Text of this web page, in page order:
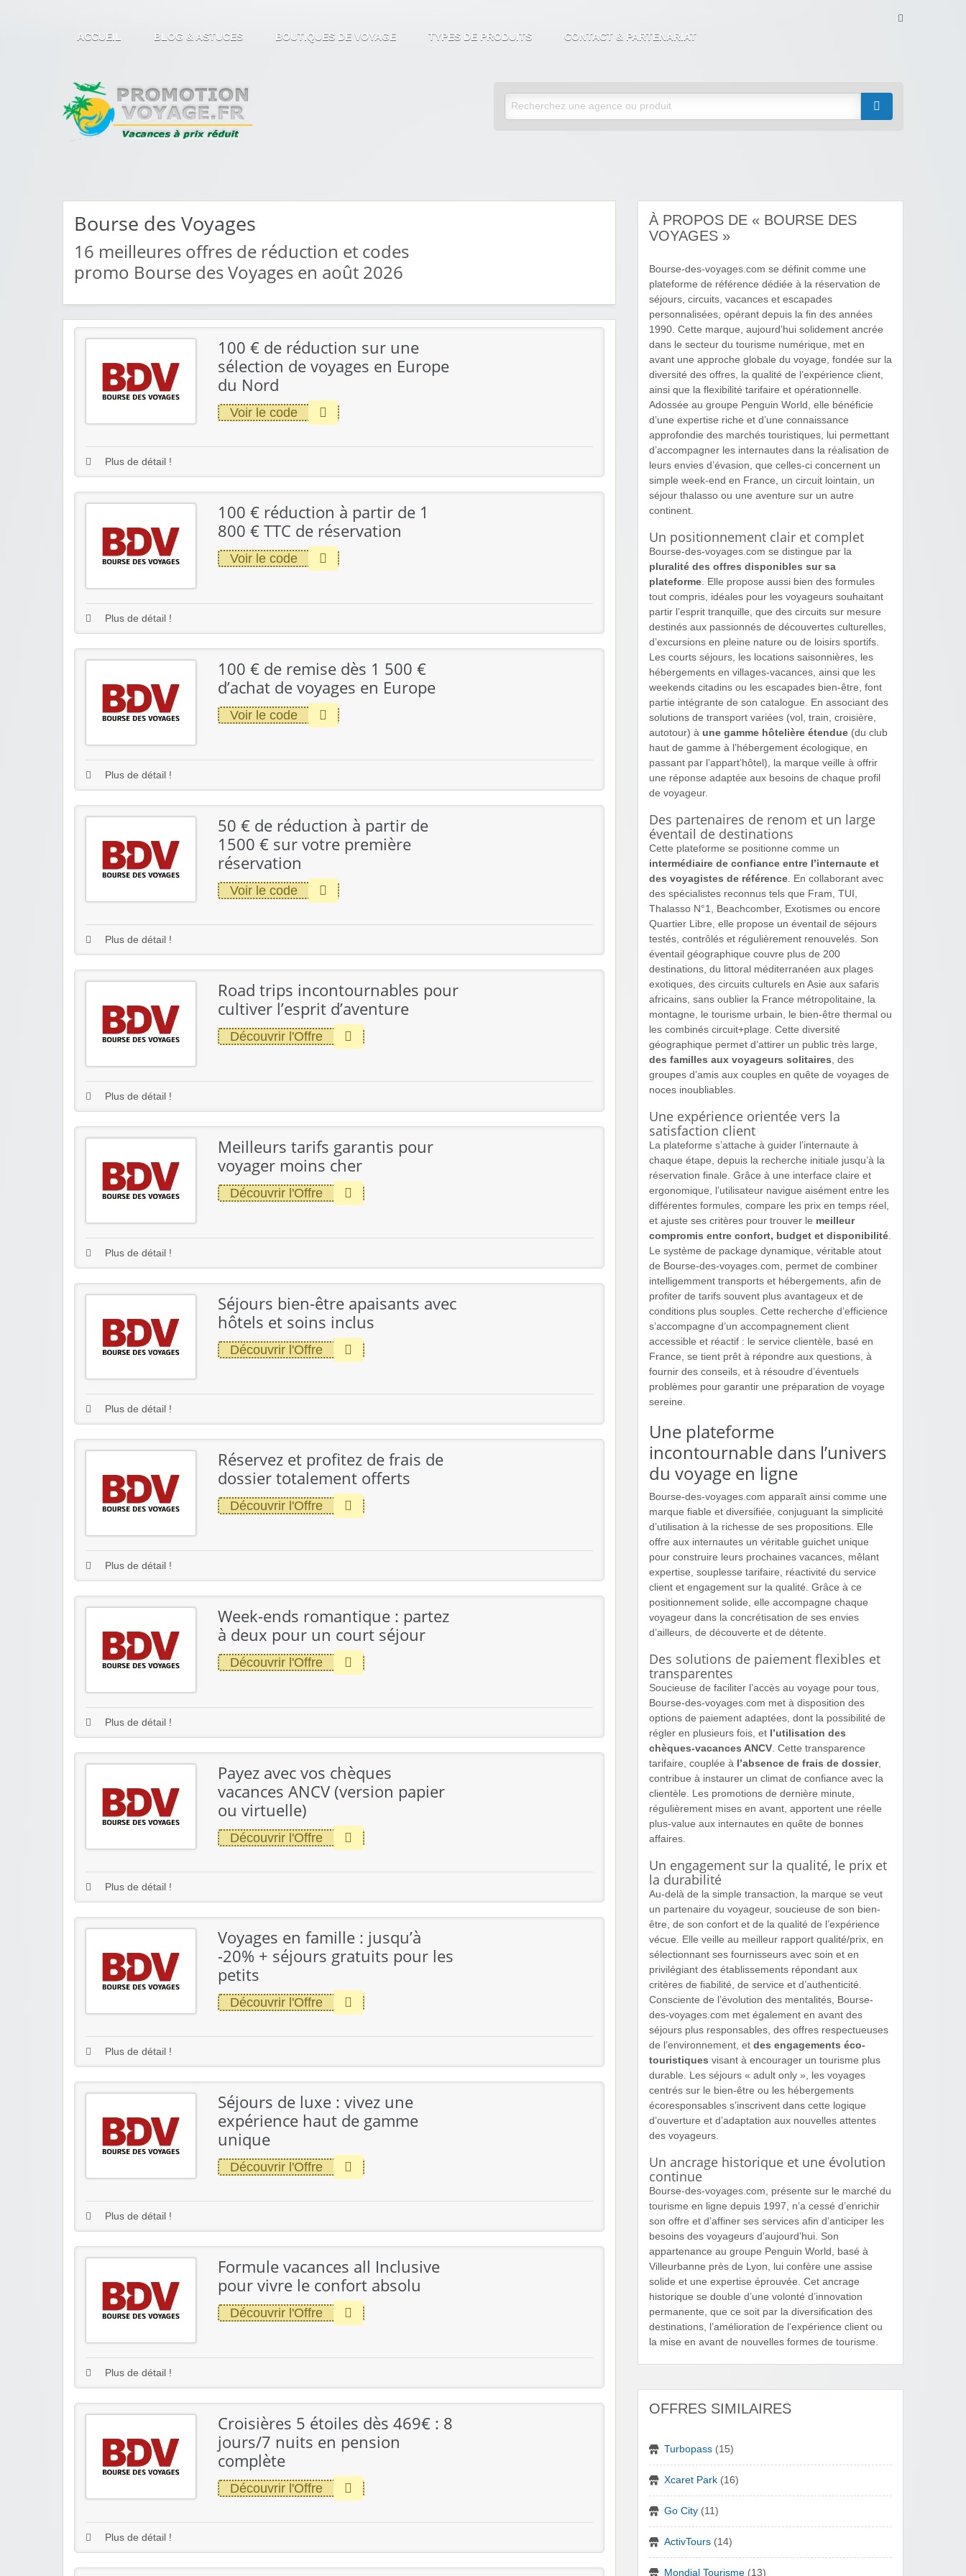
ACCUEIL BLOG & ASTUCES BOUTIQUES DE VOYAGE TYPES DE PRODUITS CONTACT & PARTENARIAT
Bourse des Voyages
16 meilleures offres de réduction et codes
promo Bourse des Voyages en août 2026
100 € de réduction sur une
sélection de voyages en Europe
du Nord
Voir le code
Plus de détail !
100 € réduction à partir de 1
800 € TTC de réservation
Voir le code
Plus de détail !
100 € de remise dès 1 500 €
d’achat de voyages en Europe
Voir le code
Plus de détail !
50 € de réduction à partir de
1500 € sur votre première
réservation
Voir le code
Plus de détail !
Road trips incontournables pour
cultiver l’esprit d’aventure
Découvrir l'Offre
Plus de détail !
Meilleurs tarifs garantis pour
voyager moins cher
Découvrir l'Offre
Plus de détail !
Séjours bien-être apaisants avec
hôtels et soins inclus
Découvrir l'Offre
Plus de détail !
Réservez et profitez de frais de
dossier totalement offerts
Découvrir l'Offre
Plus de détail !
Week-ends romantique : partez
à deux pour un court séjour
Découvrir l'Offre
Plus de détail !
Payez avec vos chèques
vacances ANCV (version papier
ou virtuelle)
Découvrir l'Offre
Plus de détail !
Voyages en famille : jusqu’à
-20% + séjours gratuits pour les
petits
Découvrir l'Offre
Plus de détail !
Séjours de luxe : vivez une
expérience haut de gamme
unique
Découvrir l'Offre
Plus de détail !
Formule vacances all Inclusive
pour vivre le confort absolu
Découvrir l'Offre
Plus de détail !
Croisières 5 étoiles dès 469€ : 8
jours/7 nuits en pension
complète
Découvrir l'Offre
Plus de détail !
À PROPOS DE « BOURSE DES
VOYAGES »
Bourse-des-voyages.com se définit comme une
plateforme de référence dédiée à la réservation de
séjours, circuits, vacances et escapades
personnalisées, opérant depuis la fin des années
1990. Cette marque, aujourd’hui solidement ancrée
dans le secteur du tourisme numérique, met en
avant une approche globale du voyage, fondée sur la
diversité des offres, la qualité de l’expérience client,
ainsi que la flexibilité tarifaire et opérationnelle.
Adossée au groupe Penguin World, elle bénéficie
d’une expertise riche et d’une connaissance
approfondie des marchés touristiques, lui permettant
d’accompagner les internautes dans la réalisation de
leurs envies d’évasion, que celles-ci concernent un
simple week-end en France, un circuit lointain, un
séjour thalasso ou une aventure sur un autre
continent.
Un positionnement clair et complet
Bourse-des-voyages.com se distingue par la
pluralité des offres disponibles sur sa
plateforme. Elle propose aussi bien des formules
tout compris, idéales pour les voyageurs souhaitant
partir l’esprit tranquille, que des circuits sur mesure
destinés aux passionnés de découvertes culturelles,
d’excursions en pleine nature ou de loisirs sportifs.
Les courts séjours, les locations saisonnières, les
hébergements en villages-vacances, ainsi que les
weekends citadins ou les escapades bien-être, font
partie intégrante de son catalogue. En associant des
solutions de transport variées (vol, train, croisière,
autotour) à une gamme hôtelière étendue (du club
haut de gamme à l’hébergement écologique, en
passant par l’appart’hôtel), la marque veille à offrir
une réponse adaptée aux besoins de chaque profil
de voyageur.
Des partenaires de renom et un large
éventail de destinations
Cette plateforme se positionne comme un
intermédiaire de confiance entre l’internaute et
des voyagistes de référence. En collaborant avec
des spécialistes reconnus tels que Fram, TUI,
Thalasso N°1, Beachcomber, Exotismes ou encore
Quartier Libre, elle propose un éventail de séjours
testés, contrôlés et régulièrement renouvelés. Son
éventail géographique couvre plus de 200
destinations, du littoral méditerranéen aux plages
exotiques, des circuits culturels en Asie aux safaris
africains, sans oublier la France métropolitaine, la
montagne, le tourisme urbain, le bien-être thermal ou
les combinés circuit+plage. Cette diversité
géographique permet d’attirer un public très large,
des familles aux voyageurs solitaires, des
groupes d’amis aux couples en quête de voyages de
noces inoubliables.
Une expérience orientée vers la
satisfaction client
La plateforme s’attache à guider l’internaute à
chaque étape, depuis la recherche initiale jusqu’à la
réservation finale. Grâce à une interface claire et
ergonomique, l’utilisateur navigue aisément entre les
différentes formules, compare les prix en temps réel,
et ajuste ses critères pour trouver le meilleur
compromis entre confort, budget et disponibilité.
Le système de package dynamique, véritable atout
de Bourse-des-voyages.com, permet de combiner
intelligemment transports et hébergements, afin de
profiter de tarifs souvent plus avantageux et de
conditions plus souples. Cette recherche d’efficience
s’accompagne d’un accompagnement client
accessible et réactif : le service clientèle, basé en
France, se tient prêt à répondre aux questions, à
fournir des conseils, et à résoudre d’éventuels
problèmes pour garantir une préparation de voyage
sereine.
Une plateforme
incontournable dans l’univers
du voyage en ligne
Bourse-des-voyages.com apparaît ainsi comme une
marque fiable et diversifiée, conjuguant la simplicité
d’utilisation à la richesse de ses propositions. Elle
offre aux internautes un véritable guichet unique
pour construire leurs prochaines vacances, mêlant
expertise, souplesse tarifaire, réactivité du service
client et engagement sur la qualité. Grâce à ce
positionnement solide, elle accompagne chaque
voyageur dans la concrétisation de ses envies
d’ailleurs, de découverte et de détente.
Des solutions de paiement flexibles et
transparentes
Soucieuse de faciliter l’accès au voyage pour tous,
Bourse-des-voyages.com met à disposition des
options de paiement adaptées, dont la possibilité de
régler en plusieurs fois, et l’utilisation des
chèques-vacances ANCV. Cette transparence
tarifaire, couplée à l’absence de frais de dossier,
contribue à instaurer un climat de confiance avec la
clientèle. Les promotions de dernière minute,
régulièrement mises en avant, apportent une réelle
plus-value aux internautes en quête de bonnes
affaires.
Un engagement sur la qualité, le prix et
la durabilité
Au-delà de la simple transaction, la marque se veut
un partenaire du voyageur, soucieuse de son bien-
être, de son confort et de la qualité de l’expérience
vécue. Elle veille au meilleur rapport qualité/prix, en
sélectionnant ses fournisseurs avec soin et en
privilégiant des établissements répondant aux
critères de fiabilité, de service et d’authenticité.
Consciente de l’évolution des mentalités, Bourse-
des-voyages.com met également en avant des
séjours plus responsables, des offres respectueuses
de l’environnement, et des engagements éco-
touristiques visant à encourager un tourisme plus
durable. Les séjours « adult only », les voyages
centrés sur le bien-être ou les hébergements
écoresponsables s’inscrivent dans cette logique
d’ouverture et d’adaptation aux nouvelles attentes
des voyageurs.
Un ancrage historique et une évolution
continue
Bourse-des-voyages.com, présente sur le marché du
tourisme en ligne depuis 1997, n’a cessé d’enrichir
son offre et d’affiner ses services afin d’anticiper les
besoins des voyageurs d’aujourd’hui. Son
appartenance au groupe Penguin World, basé à
Villeurbanne près de Lyon, lui confère une assise
solide et une expertise éprouvée. Cet ancrage
historique se double d’une volonté d’innovation
permanente, que ce soit par la diversification des
destinations, l’amélioration de l’expérience client ou
la mise en avant de nouvelles formes de tourisme.
OFFRES SIMILAIRES
Turbopass (15)
Xcaret Park (16)
Go City (11)
ActivTours (14)
Mondial Tourisme (13)